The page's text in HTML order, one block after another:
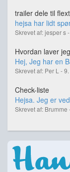
trailer dele til
hejsa har lidt
Skrevet af: jesper s
Hvordan laver
Hej, Jeg har en
Skrevet af: Per L -
Check-liste
Hejsa. Jeg er
Skrevet af: Brumme